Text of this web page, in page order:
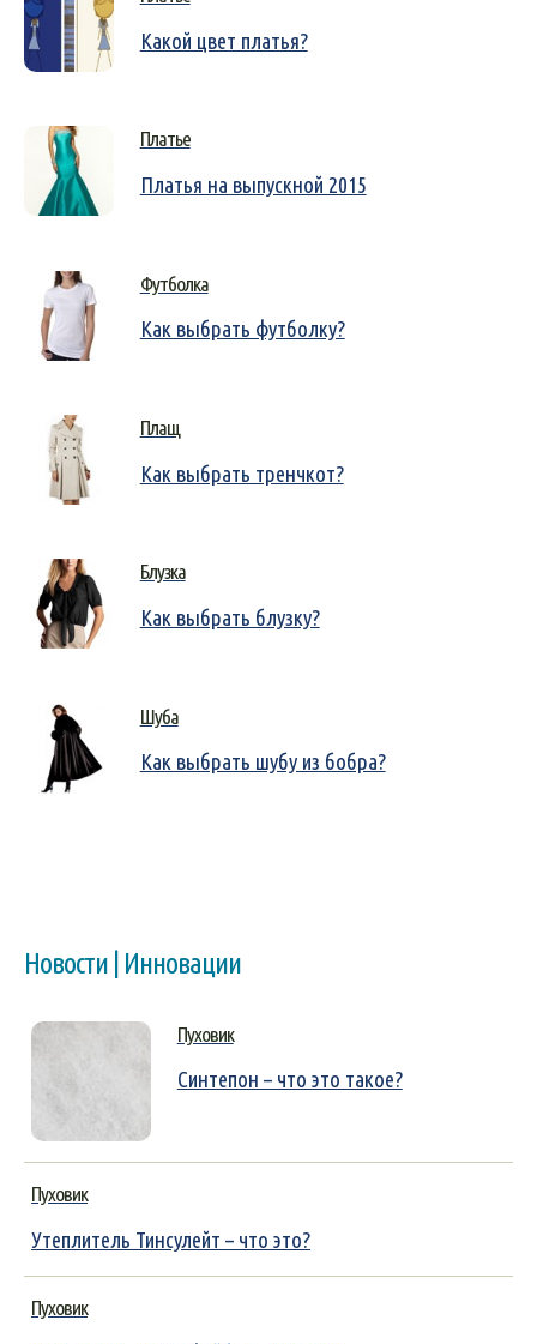
Какой цвет платья?
Платье
Платья на выпускной 2015
Футболка
Как выбрать футболку?
Плащ
Как выбрать тренчкот?
Блузка
Как выбрать блузку?
Шуба
Как выбрать шубу из бобра?
Новости | Инновации
Пуховик
Синтепон – что это такое?
Пуховик
Утеплитель Тинсулейт – что это?
Пуховик